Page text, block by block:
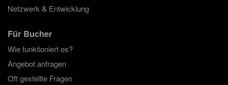
Netzwerk & Entwicklung
Für Bucher
Wie funktioniert es?
Angebot anfragen
Oft gestellte Fragen